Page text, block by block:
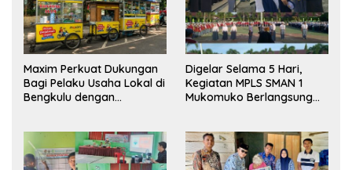
Maxim Perkuat Dukungan
Bagi Pelaku Usaha Lokal di
Bengkulu dengan
Pasar
Digelar Selama 5 Hari,
Kegiatan MPLS SMAN 1
Mukomuko Berlangsung